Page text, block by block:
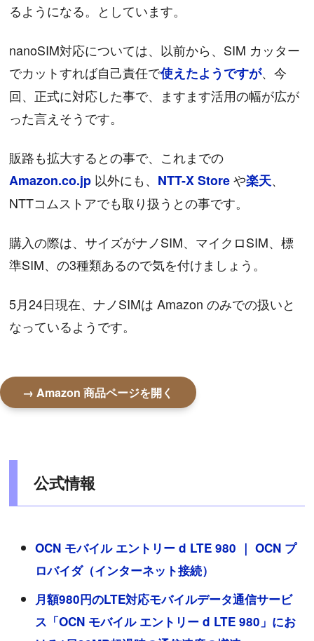
るようになる。としています。
nanoSIM対応については、以前から、SIM カッター
でカットすれば自己責任で使えたようですが、今
回、正式に対応した事で、ますます活用の幅が広が
った言えそうです。
販路も拡大するとの事で、これまでの
Amazon.co.jp 以外にも、 NTT-X Storeや楽天、
NTTコムストアでも取り扱うとの事です。
購入の際は、サイズがナノSIM、マイクロSIM、標
準SIM、の3種類あるので気を付けましょう。
5月24日現在、ナノSIMは Amazon のみでの扱いと
なっているようです。
→ Amazon 商品ページを開く
公式情報
OCN モバイル エントリー d LTE 980 ｜ OCN プ
ロバイダ（インターネット接続）
月額980円のLTE対応モバイルデータ通信サービ
ス「OCN モバイル エントリー d LTE 980」にお